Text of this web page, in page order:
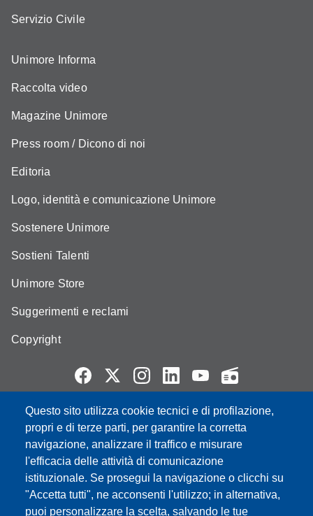
Questo sito utilizza cookie tecnici e di profilazione,
propri e di terze parti, per garantire la corretta
navigazione, analizzare il traffico e misurare
l'efficacia delle attività di comunicazione
istituzionale. Se prosegui la navigazione o clicchi su
"Accetta tutti", ne acconsenti l'utilizzo; in alternativa,
puoi personalizzare la scelta, salvando le tue
Servizio Civile
Unimore Informa
Raccolta video
Magazine Unimore
Press room / Dicono di noi
Editoria
Logo, identità e comunicazione Unimore
Sostenere Unimore
Sostieni Talenti
Unimore Store
Suggerimenti e reclami
Copyright
Partita IVA: 00427620364
e-mail: urp@unimore.it
PEC: primo contatto: urp@pec.unimore.it
Indirizzo ReGIndE per notifica Atti Processuali:
direzionelegale@pec.unimore.it
Sede di Modena: Via Università 4, 41121 Modena, Tel. 059